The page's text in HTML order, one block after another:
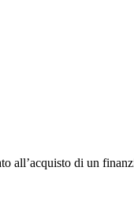
di un